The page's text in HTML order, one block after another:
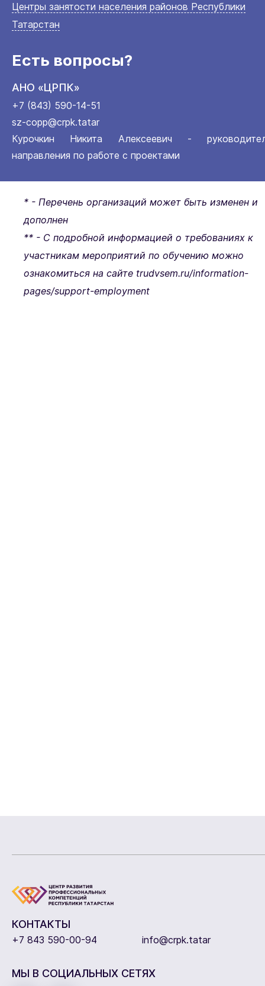
Есть вопросы?
АНО «ЦРПК»
+7 (843) 590-14-51
sz-copp@crpk.tatar
Курочкин Никита Алексеевич -
направления по работе с проектами
Центры занятости населения районов Республики
Татарстан
* - Перечень организаций может быть изменен и
дополнен
** - С подробной информацией о требованиях к
участникам мероприятий по обучению можно
ознакомиться на сайте trudvsem.ru/information-
pages/support-employment
КОНТАКТЫ
+7 843 590-00-94 info@crpk.tatar
МЫ В СОЦИАЛЬНЫХ СЕТЯХ